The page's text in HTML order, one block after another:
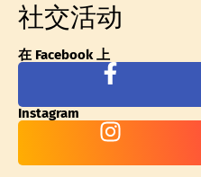
社交活动
在 Facebook 上
Instagram